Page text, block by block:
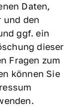
Daten,
und den
ggf. ein
dieser
Fragen zum
können Sie